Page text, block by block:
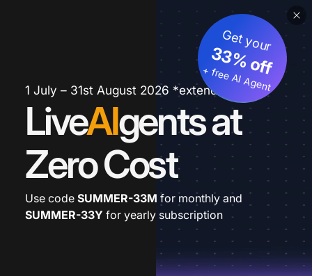
1 July – 31st August 2026 *extended
LiveAIgents at
Zero Cost
Get your
33% off
+ free AI Agent
Use code SUMMER-33M for monthly and
SUMMER-33Y for yearly subscription